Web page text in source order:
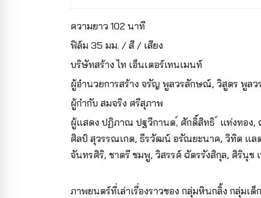
ความยาว 102 นาที
ฟิล์ม 35 มม. / สี / เสียง
บริษัทสร้าง ไท เอ็นเตอร์เทนเมนท์
ผู้อำนวยการสร้าง จรัญ พูลวรลักษณ์, วิสูตร พูล
ผู้กำกับ สมจริง ศรีสุภาพ
ผู้แสดง ปฏิภาณ ปฐวีกานต,์ ศักดิ์สิทธิ ์ แท่งทอง,
ศิลป์ สุวรรณเกต, ธีรวัฒน์ อรัณยะนาค, วิทิต แล
จันทรศิริ, ชาตรี ชมพู, วิสรรค์ ฉัตรรังสิกุล, ศิรินุ
ภาพยนตร์ที่เล่าเรื่องราวของ กลุ่มหินกลิ้ง กลุ่ม